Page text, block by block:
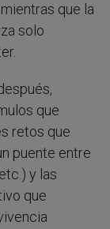
que la
solo
que
retos que
puente entre
y las
que